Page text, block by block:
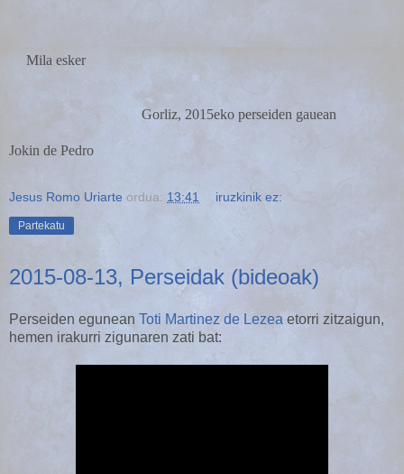
Mila esker
Gorliz, 2015eko perseiden gauean
Jokin de Pedro
Jesus Romo Uriarte ordua: 13:41 iruzkinik ez:
Partekatu
2015-08-13, Perseidak (bideoak)
Perseiden egunean Toti Martinez de Lezea etorri zitzaigun,
hemen irakurri zigunaren zati bat: